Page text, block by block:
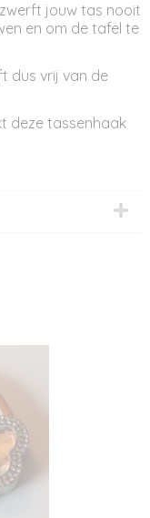
jouw tas nooit
en om de tafel te
dus vrij van de
deze tassenhaak